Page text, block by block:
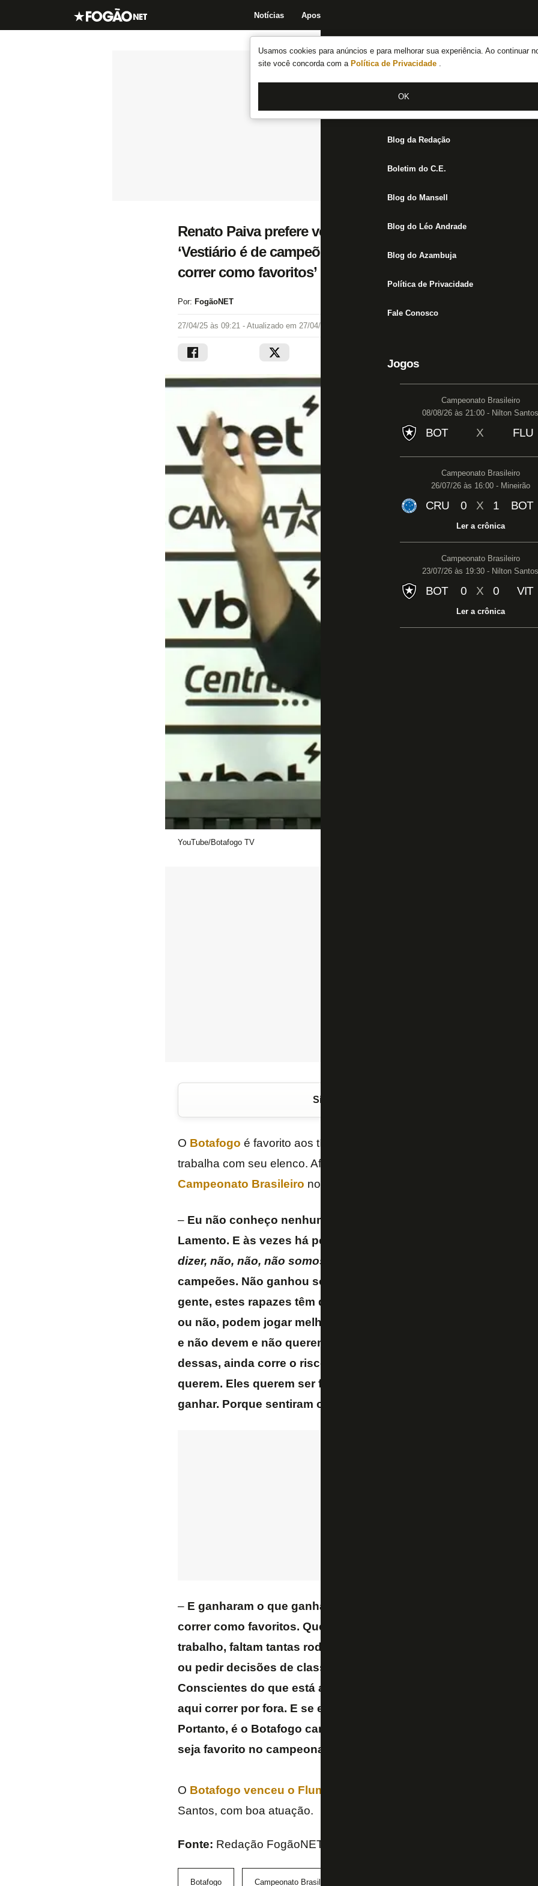
Usamos cookies para anúncios e para melhorar sua experiência. Ao continuar
site você concorda com a Política de Privacidade .
OK
Notícias Apostas
Notícias do Botafogo
Fórum
Jogos
Blog da Redação
Boletim do C.E.
Blog do Mansell
Blog do Léo Andrade
Blog do Azambuja
Política de Privacidade
Fale Conosco
Jogos
Campeonato Brasileiro
08/08/26 às 21:00 - Nilton Santos
BOT X FLU
Campeonato Brasileiro
26/07/26 às 16:00 - Mineirão
CRU 0 X 1 BOT
Ler a crônica
Campeonato Brasileiro
23/07/26 às 19:30 - Nilton Santos
BOT 0 X 0 VIT
Ler a crônica
Renato Paiva prefere ver Botafogo como favorito nas
‘Vestiário é de campeões. Eles sentiram o sabor de
correr como favoritos’
Por: FogãoNET
27/04/25 às 09:21 - Atualizado em 27/04/25 às 15:09
YouTube/Botafogo TV
Siga o FogãoNET
O Botafogo é favorito aos títulos em 2025. É assim que o técnico
trabalha com seu elenco. Afinal, o clube foi campeão da
Campeonato Brasileiro no ano passado e planeja repetir a dose.
– Eu não conheço nenhum campeão nacional que não corra
Lamento. E às vezes há pessoas que dizem
dizer, não, não, não somos favoritos, vamos tirar a pressão”
campeões. Não ganhou só o campeonato da Série A, ganhou a
gente, estes rapazes têm que se sentir favoritos e ponto. Depois
ou não, podem jogar melhor ou jogar pior. Mas depois do que
e não devem e não querem. Se você for ali comigo ao vestiário e
dessas, ainda corre o risco de ser agredido. Entre aspas. Porque
querem. Eles querem ser favoritos, eles querem jogar para
ganhar. Porque sentiram o sabor do que é ganhar
– E ganharam o que ganharam e da forma como ganharam.
correr como favoritos. Que o início não foi bom, não, mas falta
trabalho, faltam tantas rodadas. Às vezes pedir decisões com
ou pedir decisões de classificação… Tranquilos. Tranquilos
Conscientes do que está a acontecer, mas é claramente
aqui correr por fora. E se eu aqui dissesse que não, eles iam
Portanto, é o Botafogo campeão e eu não conheço nenhum
seja favorito no campeonato a seguir. É isso que nós vamos ser
O Botafogo venceu o Fluminense por 2 a 0
Santos, com boa atuação.
Fonte: Redação FogãoNET
Botafogo Campeonato Brasileiro